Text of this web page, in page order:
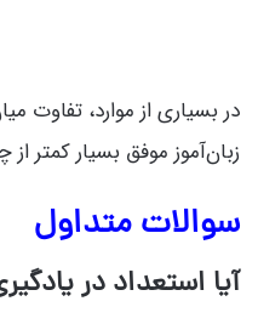
در بسیاری از موارد، تفاوت
زبان‌آموز موفق بسیار کمتر
سوالات متداول
آیا استعداد در